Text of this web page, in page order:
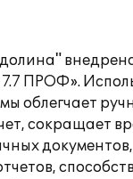
7.7 ПРОФ».
облегчает
сокращает